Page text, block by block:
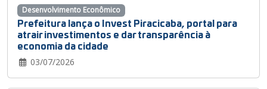
Prefeitura lança o Invest Piracicaba, portal para
atrair investimentos e dar transparência à
economia da cidade
03/07/2026
Desenvolvimento Econômico